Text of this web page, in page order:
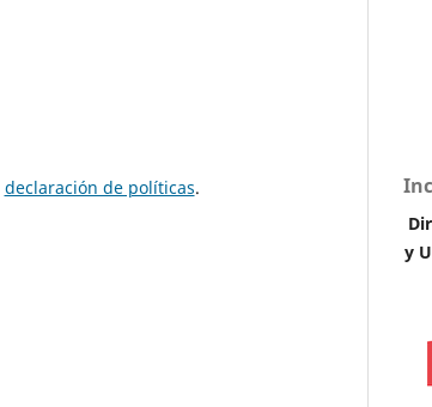
declaración de políticas.
y